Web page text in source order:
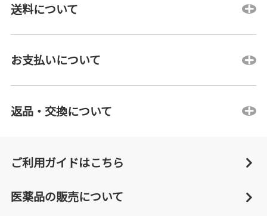
送料について
お支払いについて
返品・交換について
ご利用ガイドはこちら
医薬品の販売について